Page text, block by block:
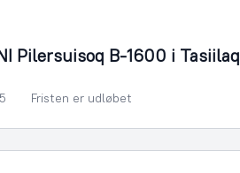
Pilersuisoq B-1600 i Tasiilaq
Fristen er udløbet